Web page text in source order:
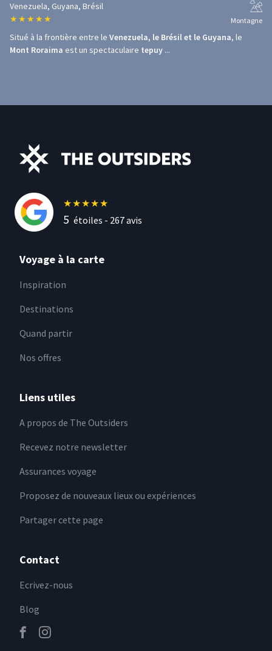
Venezuela, Guyana, Brésil
★ ★ ★ ★ ★ Montagne
Situé à la frontière entre le Venezuela, le Brésil et le Guyana, le
Mont Roraima est un spectaculaire tepuy ...
★★★★★
5 étoiles - 267avis
Voyage à la carte
Inspiration
Destinations
Quand partir
Nos offres
Liens utiles
A propos de The Outsiders
Recevez notre newsletter
Assurances voyage
Proposez de nouveaux lieux ou expériences
Partager cette page
Contact
Ecrivez-nous
Blog